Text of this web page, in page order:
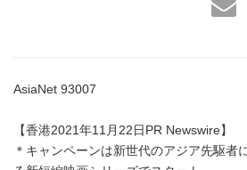
AsiaNet 93007
【香港2021年11月22日PR Newswire】
＊キャンペーンは新世代のアジア先駆者